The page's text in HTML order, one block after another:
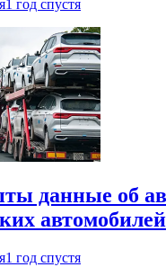
1 год спустя
данные об
автомобилей
1 год спустя